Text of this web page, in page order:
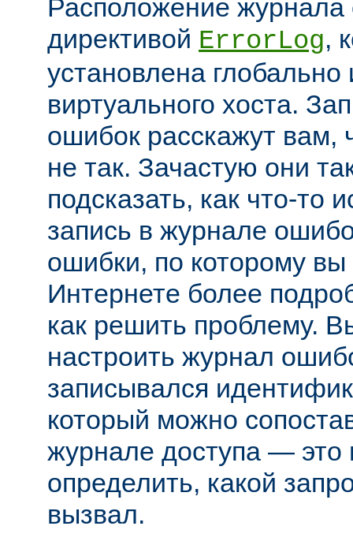
Расположение журнала
директивой ErrorLog,
установлена
виртуального хоста.
ошибок расскажут вам,
не так. Зачастую они
подсказать, как что-то
запись в журнале
ошибки, по которому
Интернете более
как решить проблему.
настроить журнал
записывался
который можно
журнале доступа — это
определить, какой
вызвал.